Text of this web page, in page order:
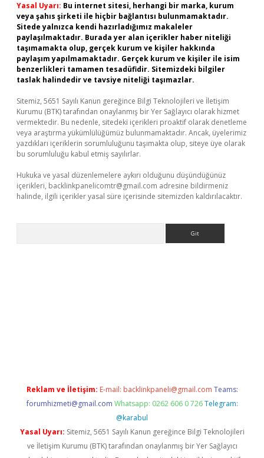
Yasal Uyarı: Bu internet sitesi, herhangi bir marka, kurum
veya şahıs şirketi ile hiçbir bağlantısı bulunmamaktadır.
Sitede yalnızca kendi hazırladığımız makaleler
paylaşılmaktadır. Burada yer alan içerikler haber niteliği
taşımamakta olup, gerçek kurum ve kişiler hakkında
paylaşım yapılmamaktadır. Gerçek kurum ve kişiler ile isim
benzerlikleri tamamen tesadüfidir. Sitemizdeki bilgiler
taslak halindedir ve tavsiye niteliği taşımazlar.
Sitemiz, 5651 Sayılı Kanun gereğince Bilgi Teknolojileri ve İletişim
Kurumu (BTK) tarafından onaylanmış bir Yer Sağlayıcı olarak hizmet
vermektedir. Bu nedenle, sitedeki içerikleri proaktif olarak denetleme
veya araştırma yükümlülüğümüz bulunmamaktadır. Ancak, üyelerimiz
yazdıkları içeriklerin sorumluluğunu taşımakta olup, siteye üye olarak
bu sorumluluğu kabul etmiş sayılırlar.
Hukuka ve yasal düzenlemelere aykırı olduğunu düşündüğünüz
içerikleri, backlinkpanelicomtr@gmail.com adresine bildirmeniz
halinde, ilgili içerikler yasal süre içerisinde sitemizden kaldırılacaktır.
Reklam ve İletişim: E-mail: backlinkpaneli@gmail.com Teams:
forumhizmeti@gmail.com Whatsapp: 0262 606 0 726 Telegram:
@karabul
Yasal Uyarı: Sitemiz, 5651 Sayılı Kanun gereğince Bilgi Teknolojileri
ve İletişim Kurumu (BTK) tarafından onaylanmış bir Yer Sağlayıcı